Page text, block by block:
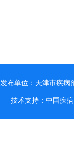
发布单位：天津市疾病
技术支持：中国疾